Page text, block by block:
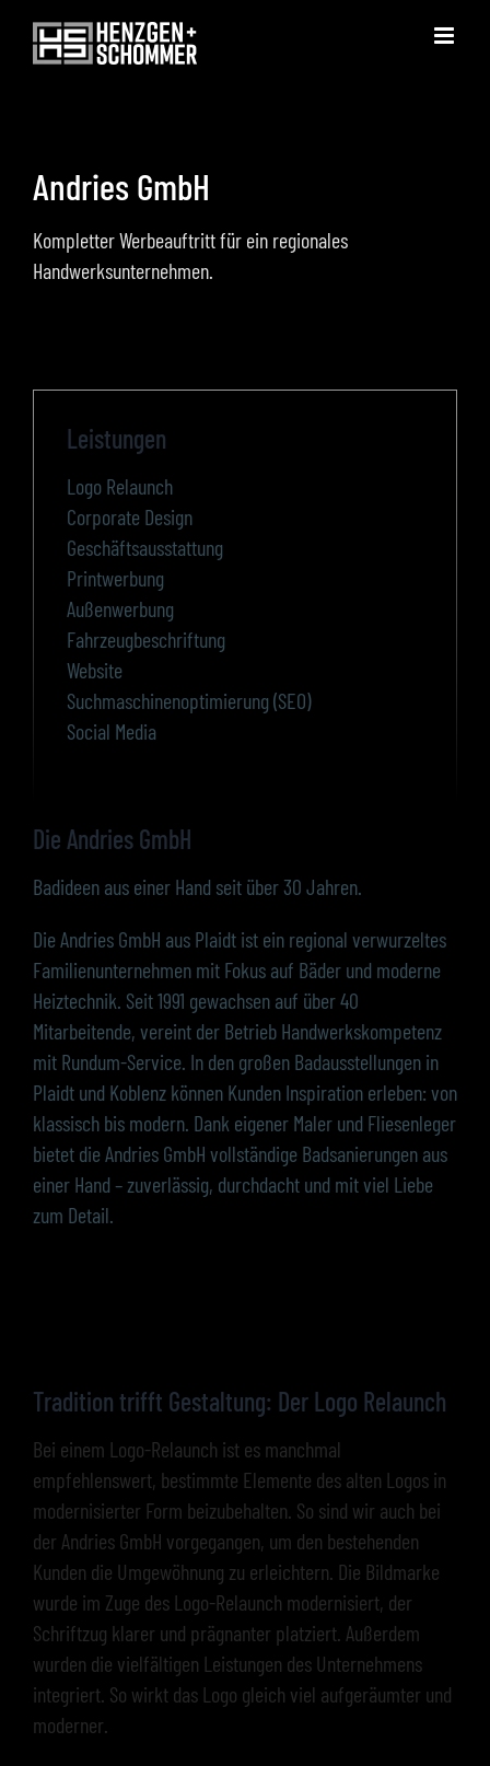
Inhalt
Andries GmbH
Kompletter Werbeauftritt für ein regionales
Handwerksunternehmen.
Leistungen
Logo Relaunch
Corporate Design
Geschäftsausstattung
Printwerbung
Außenwerbung
Fahrzeugbeschriftung
Website
Suchmaschinenoptimierung (SEO)
Social Media
Die Andries GmbH
Badideen aus einer Hand seit über 30 Jahren.
Die Andries GmbH aus Plaidt ist ein regional verwurzeltes
Familienunternehmen mit Fokus auf Bäder und moderne
Heiztechnik. Seit 1991 gewachsen auf über 40
Mitarbeitende, vereint der Betrieb Handwerkskompetenz
mit Rundum-Service. In den großen Badausstellungen in
Plaidt und Koblenz können Kunden Inspiration erleben: von
klassisch bis modern. Dank eigener Maler und Fliesenleger
bietet die Andries GmbH vollständige Badsanierungen aus
einer Hand – zuverlässig, durchdacht und mit viel Liebe
zum Detail.
Tradition trifft Gestaltung: Der Logo Relaunch
Bei einem Logo-Relaunch ist es manchmal
empfehlenswert, bestimmte Elemente des alten Logos in
modernisierter Form beizubehalten. So sind wir auch bei
der Andries GmbH vorgegangen, um den bestehenden
Kunden die Umgewöhnung zu erleichtern. Die Bildmarke
wurde im Zuge des Logo-Relaunch modernisiert, der
Schriftzug klarer und prägnanter platziert. Außerdem
wurden die vielfältigen Leistungen des Unternehmens
integriert. So wirkt das Logo gleich viel aufgeräumter und
moderner.